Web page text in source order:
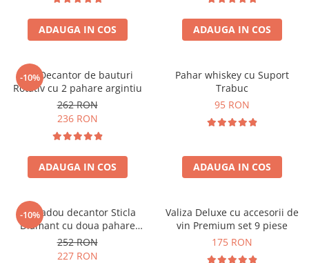
ADAUGA IN COS ADAUGA IN COS
-10%
Set Decantor de bauturi
Rotativ cu 2 pahare argintiu
262 RON
236 RON
ADAUGA IN COS
Pahar whiskey cu Suport
Trabuc
95 RON
ADAUGA IN COS
-10%
Set cadou decantor Sticla
Diamant cu doua pahare
Deluxe
252 RON
227 RON
Valiza Deluxe cu accesorii de
vin Premium set 9 piese
175 RON